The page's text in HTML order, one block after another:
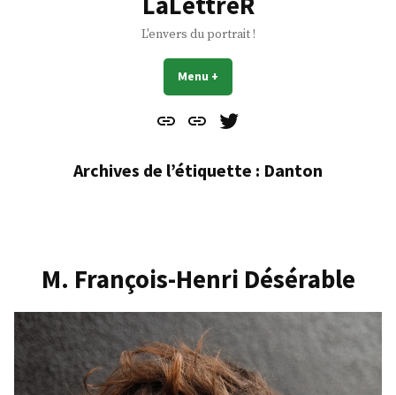
L'envers du portrait !
Menu +
Contact
À
Mes
Archives de l’étiquette : Danton
M. François-Henri Désérable